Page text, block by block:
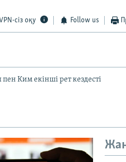
сіз оқу Follow us
Ким екінші рет кездесті